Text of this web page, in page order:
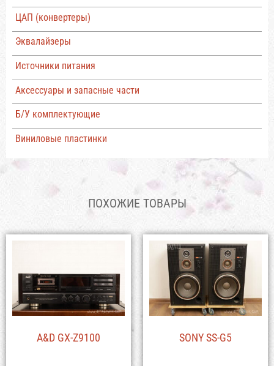
ЦАП (конвертеры)
Эквалайзеры
Источники питания
Аксессуары и запасные части
Б/У комплектующие
Виниловые пластинки
ПОХОЖИЕ ТОВАРЫ
A&D GX-Z9100 SONY SS-G5